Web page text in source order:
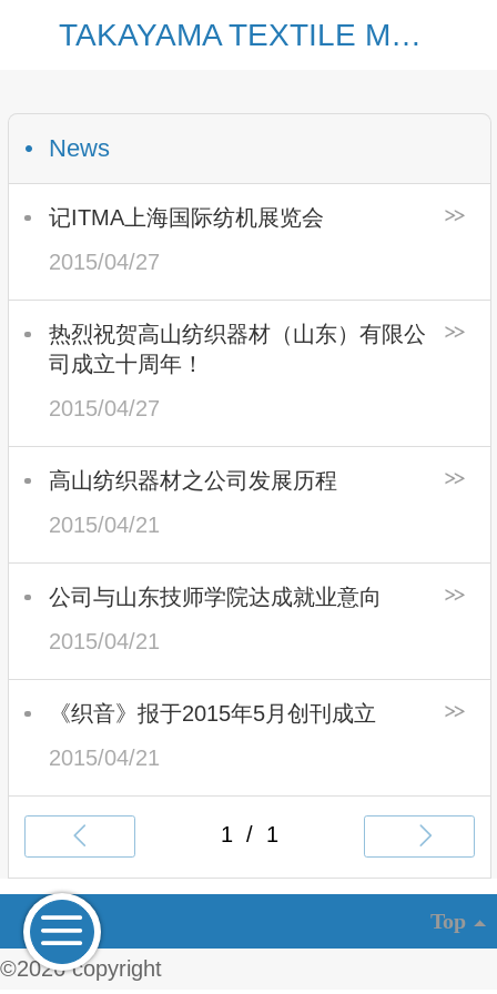
TAKAYAMA TEXTILE MACHINE PARTS (SHANDONG) CO., LTD
News
记ITMA上海国际纺机展览会
2015/04/27
热烈祝贺高山纺织器材（山东）有限公
司成立十周年！
2015/04/27
高山纺织器材之公司发展历程
2015/04/21
公司与山东技师学院达成就业意向
2015/04/21
《织音》报于2015年5月创刊成立
2015/04/21
Top
©2026 copyright
Map Telephone Messages